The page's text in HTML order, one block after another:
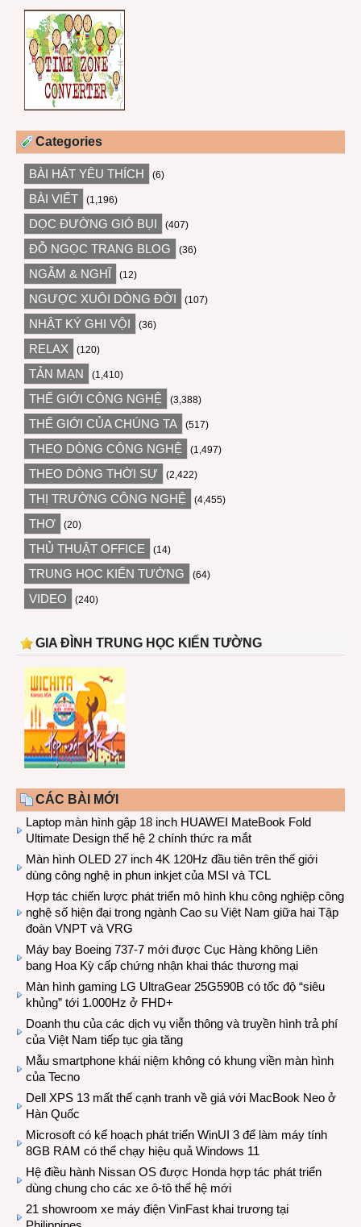
Categories
BÀI HÁT YÊU THÍCH (6)
BÀI VIẾT (1,196)
DỌC ĐƯỜNG GIÓ BỤI (407)
ĐỖ NGỌC TRANG BLOG (36)
NGẪM & NGHĨ (12)
NGƯỢC XUÔI DÒNG ĐỜI (107)
NHẬT KÝ GHI VỘI (36)
RELAX (120)
TẢN MẠN (1,410)
THẾ GIỚI CÔNG NGHỆ (3,388)
THẾ GIỚI CỦA CHÚNG TA (517)
THEO DÒNG CÔNG NGHỆ (1,497)
THEO DÒNG THỜI SỰ (2,422)
THỊ TRƯỜNG CÔNG NGHỆ (4,455)
THƠ (20)
THỦ THUẬT OFFICE (14)
TRUNG HỌC KIẾN TƯỜNG (64)
VIDEO (240)
GIA ĐÌNH TRUNG HỌC KIẾN TƯỜNG
CÁC BÀI MỚI
Laptop màn hình gập 18 inch HUAWEI MateBook Fold
Ultimate Design thế hệ 2 chính thức ra mắt
Màn hình OLED 27 inch 4K 120Hz đầu tiên trên thế giới
dùng công nghệ in phun inkjet của MSI và TCL
Hợp tác chiến lược phát triển mô hình khu công nghiệp công
nghệ số hiện đại trong ngành Cao su Việt Nam giữa hai Tập
đoàn VNPT và VRG
Máy bay Boeing 737-7 mới được Cục Hàng không Liên
bang Hoa Kỳ cấp chứng nhận khai thác thương mại
Màn hình gaming LG UltraGear 25G590B có tốc độ “siêu
khủng” tới 1.000Hz ở FHD+
Doanh thu của các dịch vụ viễn thông và truyền hình trả phí
của Việt Nam tiếp tục gia tăng
Mẫu smartphone khái niệm không có khung viền màn hình
của Tecno
Dell XPS 13 mất thế cạnh tranh về giá với MacBook Neo ở
Hàn Quốc
Microsoft có kế hoạch phát triển WinUI 3 để làm máy tính
8GB RAM có thể chạy hiệu quả Windows 11
Hệ điều hành Nissan OS được Honda hợp tác phát triển
dùng chung cho các xe ô-tô thế hệ mới
21 showroom xe máy điện VinFast khai trương tại